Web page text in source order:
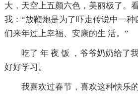
大，天空上五颜六色，美丽极了。
我：“放鞭炮是为了吓走传说中一种
们来年过上幸福、安康的生 活。”
吃了 年 夜 饭 ，爷爷奶奶给了
好好学习。
我喜欢过春节，喜欢这种快乐